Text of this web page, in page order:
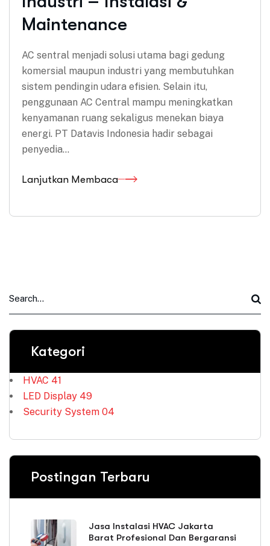
Maintenance
AC sentral menjadi solusi utama bagi gedung
komersial maupun industri yang membutuhkan
sistem pendingin udara efisien. Selain itu,
penggunaan AC Central mampu meningkatkan
kenyamanan ruang sekaligus menekan biaya
energi. PT Datavis Indonesia hadir sebagai
penyedia…
Lanjutkan Membaca
Kategori
HVAC 41
LED Display 49
Security System 04
Postingan Terbaru
Jasa Instalasi HVAC Jakarta
Barat Profesional Dan Bergaransi